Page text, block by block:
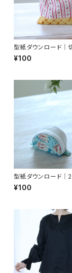
型紙ダウンロード｜
ずま袋/お弁当サイズ
¥100
型紙ダウンロード｜
スナーで作る『半月ポ
判
¥100